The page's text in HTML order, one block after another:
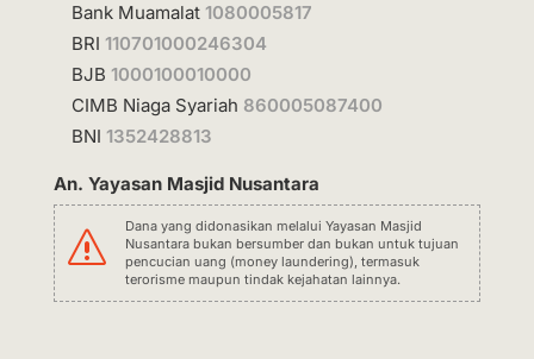
Bank Muamalat 1080005817
BRI 110701000246304
BJB 1000100010000
CIMB Niaga Syariah 860005087400
BNI 1352428813
An. Yayasan Masjid Nusantara
s
Dana yang didonasikan melalui Yayasan Masjid
Nusantara bukan bersumber dan bukan untuk tujuan
pencucian uang (money laundering), termasuk
terorisme maupun tindak kejahatan lainnya.